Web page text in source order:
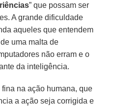
” que possam ser
A grande dificuldade
aqueles que entendem
uma malta de
não erram e o
da inteligência.
na ação humana, que
a ação seja corrigida e